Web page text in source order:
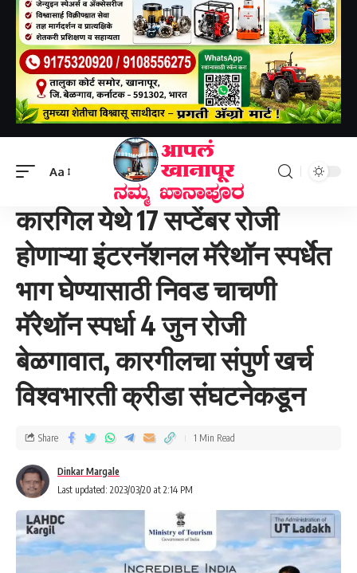
Aa
कारगिल येथे 17 सप्टेंबर रोजी होणाऱ्या इंटरनॅशनल मॅरेथॉन स्पर्धेत भाग घेण्यासाठी निवड चाचणी मॅरेथॉन स्पर्धा 4 जुन रोजी बेळगावात, कारगीलचा संपुर्ण खर्च विश्वभारती क्रीडा संघटनेकडून
कारगिल येथे 17 सप्टेंबर रोजी
होणाऱ्या इंटरनॅशनल मॅरेथॉन स्पर्धेत
भाग घेण्यासाठी निवड चाचणी
मॅरेथॉन स्पर्धा 4 जुन रोजी
बेळगावात, कारगीलचा संपुर्ण खर्च
विश्वभारती क्रीडा संघटनेकडून
Last updated: 2023/03/20 at 2:14 PM
Dinkar Margale
Share 1 Min Read